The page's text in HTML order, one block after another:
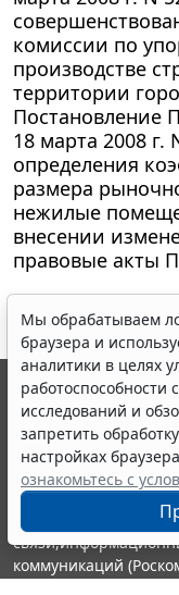
комиссии по
производстве
территории
Постановление
18 марта 2008
определения
размера
нежилые
внесении
правовые акты
Мы обрабатываем
браузера и
аналитики в целях
работоспособности
исследований и
запретить
настройках
ознакомьтесь с
© ООО "НПП
выпускается с 1990
являются
информации ГАРАНТ.
Портал ГАРАНТ.РУ
издания
коммуникаций